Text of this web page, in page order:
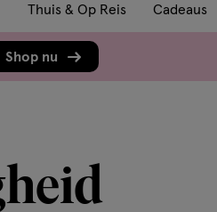
Thuis & Op Reis Cadeaus
Shop nu